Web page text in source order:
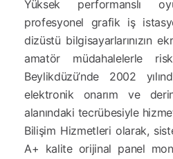
Yüksek performanslı
profesyonel grafik iş
dizüstü bilgisayarlarınızın
amatör müdahalelerle
Beylikdüzü’nde 2002
elektronik onarım ve derin
alanındaki tecrübesiyle
Bilişim Hizmetleri olarak,
A+ kalite orijinal panel